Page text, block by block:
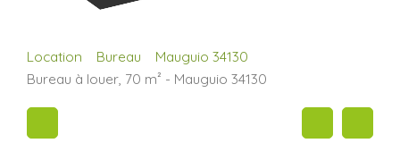
Location Bureau
Mauguio 34130
Bureau à louer, 70 m² - Mauguio 34130